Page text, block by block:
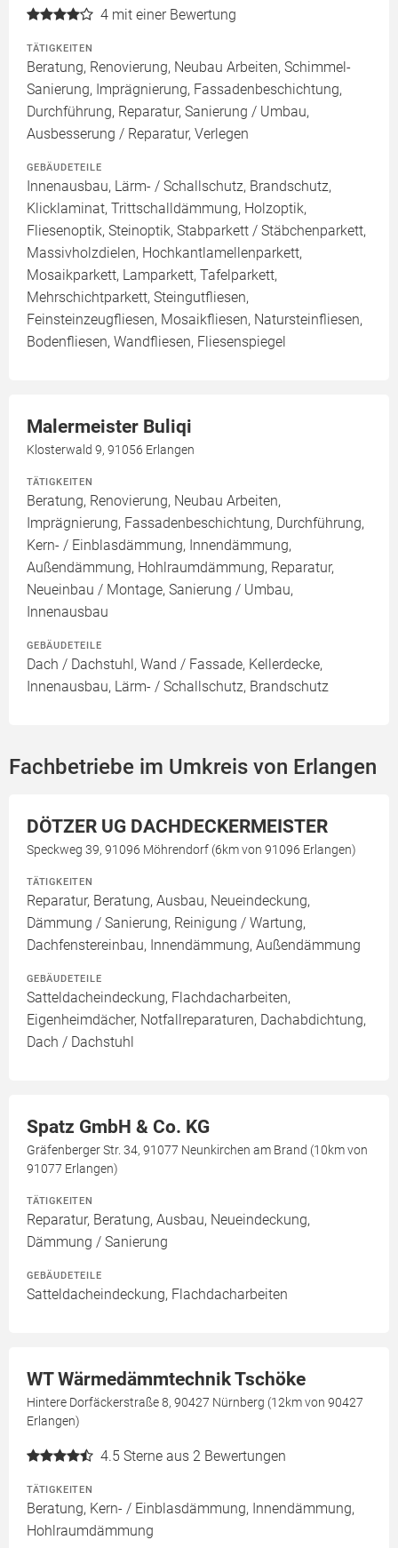
4 mit einer Bewertung
TÄTIGKEITEN
Beratung, Renovierung, Neubau Arbeiten, Schimmel-
Sanierung, Imprägnierung, Fassadenbeschichtung,
Durchführung, Reparatur, Sanierung / Umbau,
Ausbesserung / Reparatur, Verlegen
GEBÄUDETEILE
Innenausbau, Lärm- / Schallschutz, Brandschutz,
Klicklaminat, Trittschalldämmung, Holzoptik,
Fliesenoptik, Steinoptik, Stabparkett / Stäbchenparkett,
Massivholzdielen, Hochkantlamellenparkett,
Mosaikparkett, Lamparkett, Tafelparkett,
Mehrschichtparkett, Steingutfliesen,
Feinsteinzeugfliesen, Mosaikfliesen, Natursteinfliesen,
Bodenfliesen, Wandfliesen, Fliesenspiegel
Malermeister Buliqi
Klosterwald 9, 91056 Erlangen
TÄTIGKEITEN
Beratung, Renovierung, Neubau Arbeiten,
Imprägnierung, Fassadenbeschichtung, Durchführung,
Kern- / Einblasdämmung, Innendämmung,
Außendämmung, Hohlraumdämmung, Reparatur,
Neueinbau / Montage, Sanierung / Umbau,
Innenausbau
GEBÄUDETEILE
Dach / Dachstuhl, Wand / Fassade, Kellerdecke,
Innenausbau, Lärm- / Schallschutz, Brandschutz
Fachbetriebe im Umkreis von Erlangen
DÖTZER UG DACHDECKERMEISTER
Speckweg 39, 91096 Möhrendorf (6km von 91096 Erlangen)
TÄTIGKEITEN
Reparatur, Beratung, Ausbau, Neueindeckung,
Dämmung / Sanierung, Reinigung / Wartung,
Dachfenstereinbau, Innendämmung, Außendämmung
GEBÄUDETEILE
Satteldacheindeckung, Flachdacharbeiten,
Eigenheimdächer, Notfallreparaturen, Dachabdichtung,
Dach / Dachstuhl
Spatz GmbH & Co. KG
Gräfenberger Str. 34, 91077 Neunkirchen am Brand (10km von
91077 Erlangen)
TÄTIGKEITEN
Reparatur, Beratung, Ausbau, Neueindeckung,
Dämmung / Sanierung
GEBÄUDETEILE
Satteldacheindeckung, Flachdacharbeiten
WT Wärmedämmtechnik Tschöke
Hintere Dorfäckerstraße 8, 90427 Nürnberg (12km von 90427
Erlangen)
4.5 Sterne aus 2 Bewertungen
TÄTIGKEITEN
Beratung, Kern- / Einblasdämmung, Innendämmung,
Hohlraumdämmung